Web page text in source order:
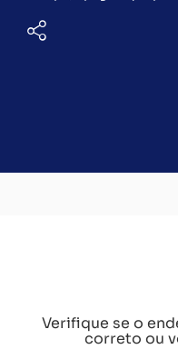
Verifique se o
correto ou